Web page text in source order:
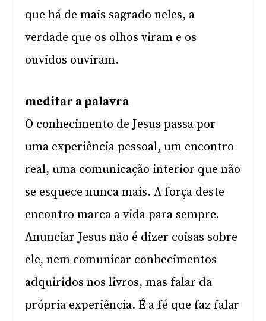
que há de mais sagrado neles, a
verdade que os olhos viram e os
ouvidos ouviram.
meditar a palavra
O conhecimento de Jesus passa por
uma experiência pessoal, um encontro
real, uma comunicação interior que não
se esquece nunca mais. A força deste
encontro marca a vida para sempre.
Anunciar Jesus não é dizer coisas sobre
ele, nem comunicar conhecimentos
adquiridos nos livros, mas falar da
própria experiência. É a fé que faz falar